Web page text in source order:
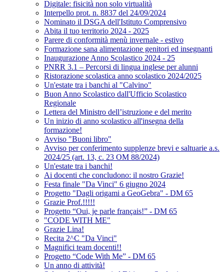
Digitale: fisicità non solo virtualità
Interpello prot. n. 8837 del 24/09/2024
Nominato il DSGA dell'Istituto Comprensivo
Abita il tuo territorio 2024 - 2025
Parere di conformità menù invernale - estivo
Formazione sana alimentazione genitori ed insegnanti
Inaugurazione Anno Scolastico 2024 - 25
PNRR 3.1 – Percorsi di lingua inglese per alunni
Ristorazione scolastica anno scolastico 2024/2025
Un'estate tra i banchi al "Calvino"
Buon Anno Scolastico dall'Ufficio Scolastico
Regionale
Lettera del Ministro dell’istruzione e del merito
Un inizio di anno scolastico all'insegna della
formazione!
Avviso "Buoni libro"
Avviso per conferimento supplenze brevi e saltuarie a.s.
2024/25 (art. 13, c. 23 OM 88/2024)
Un'estate tra i banchi!
Ai docenti che concludono: il nostro Grazie!
Festa finale "Da Vinci" 6 giugno 2024
Progetto "Dagli origami a GeoGebra" - DM 65
Grazie Prof.!!!!!
Progetto “Oui, je parle français!” - DM 65
"CODE WITH ME"
Grazie Lina!
Recita 2^C "Da Vinci"
Magnifici team docenti!!
Progetto “Code With Me” - DM 65
Un anno di attività!